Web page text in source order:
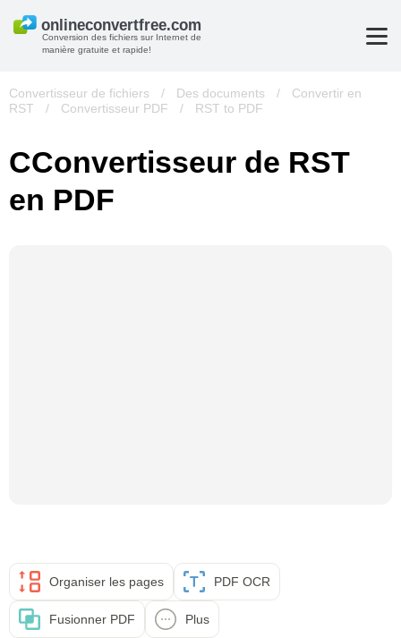
Conversion des fichiers sur Internet de
manière gratuite et rapide!
Convertisseur de fichiers / Des documents /
Convertir en
RST
/ Convertisseur PDF / RST to PDF
СConvertisseur de RST
en PDF
Organiser les pages PDF OCR
Fusionner PDF Plus